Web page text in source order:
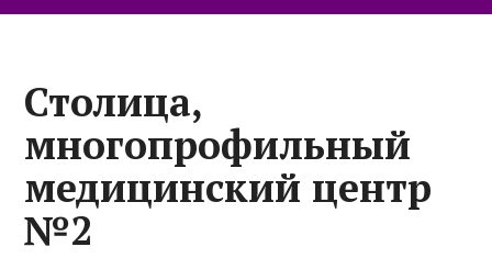
Столица,
многопрофильный
медицинский центр
№2